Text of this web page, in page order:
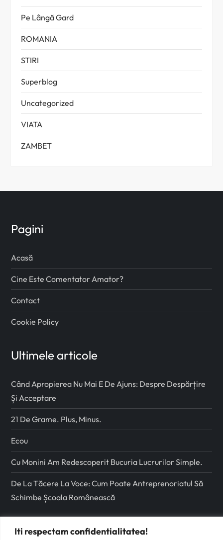
Iti respectam confidentialitatea!
Pe Lângă Gard
ROMANIA
STIRI
Superblog
Uncategorized
VIATA
ZAMBET
Pagini
Acasă
Cine Este Comentator Amator?
Contact
Cookie Policy
Ultimele articole
Când Apropierea Nu Mai E De Ajuns: Despre Despărțire
Și Acceptare
21 De Grame. Plus, Minus.
Ecou
Cu Monini Am Redescoperit Bucuria Lucrurilor Simple.
De La Tăcere La Voce: Cum Poate Antreprenoriatul Să
Schimbe Școala Românească
Urmareste-ma pe